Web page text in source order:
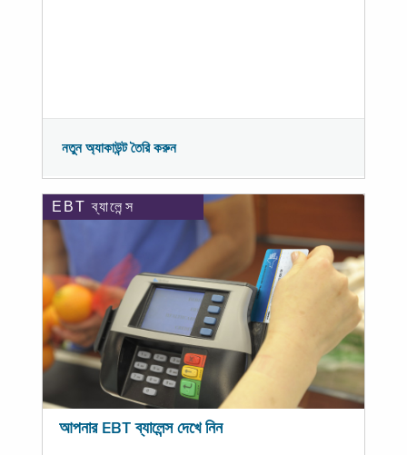
নতুন অ্যাকাউন্ট তৈরি করুন
EBT ব্যালেন্স
আপনার EBT ব্যালেন্স দেখে নিন